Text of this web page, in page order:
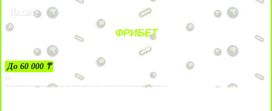
На сайт
ФРИБЕТ
ЗА ДЕПОЗИТЫ
До 60 000 ₸
21+
Лицензии №24514359, выданной комитетом индустрии туризма Министерства культуры и спорта Республики Казахстан срок до 27 сентября 2034 года.